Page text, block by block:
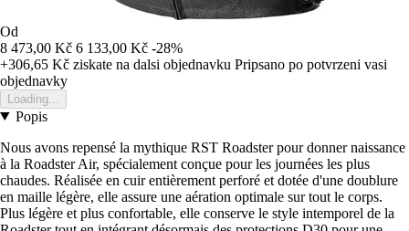
Od
8 473,00 Kč 6 133,00 Kč -28%
+306,65 Kč ziskate na dalsi objednavku Pripsano po potvrzeni vasi
objednavky
Loading...
Popis
Nous avons repensé la mythique RST Roadster pour donner naissance
à la Roadster Air, spécialement conçue pour les journées les plus
chaudes. Réalisée en cuir entièrement perforé et dotée d'une doublure
en maille légère, elle assure une aération optimale sur tout le corps.
Plus légère et plus confortable, elle conserve le style intemporel de la